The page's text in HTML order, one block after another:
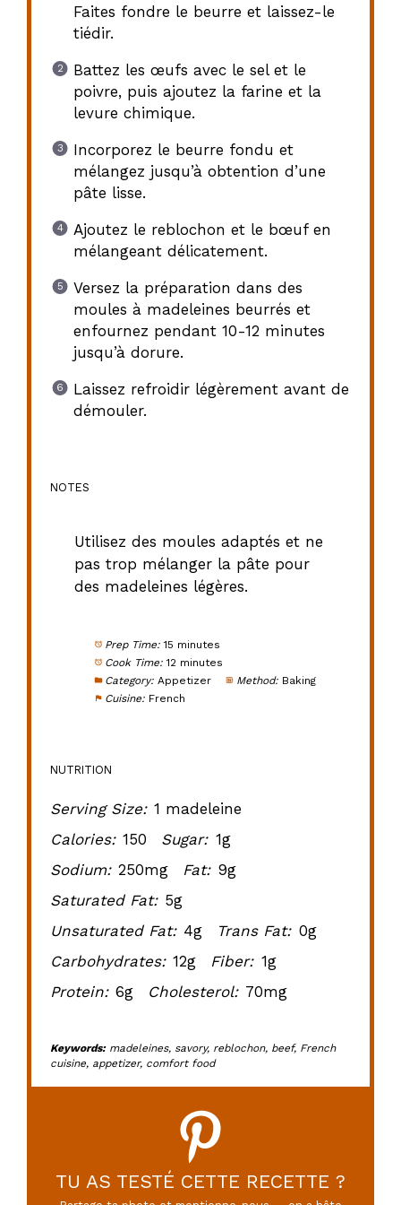
Faites fondre le beurre et laissez-le
tiédir.
Battez les œufs avec le sel et le
poivre, puis ajoutez la farine et la
levure chimique.
Incorporez le beurre fondu et
mélangez jusqu’à obtention d’une
pâte lisse.
Ajoutez le reblochon et le bœuf en
mélangeant délicatement.
Versez la préparation dans des
moules à madeleines beurrés et
enfournez pendant 10-12 minutes
jusqu’à dorure.
Laissez refroidir légèrement avant de
démouler.
NOTES
Utilisez des moules adaptés et ne
pas trop mélanger la pâte pour
des madeleines légères.
Prep Time: 15 minutes
Cook Time: 12 minutes
Category: Appetizer Method: Baking
Cuisine: French
NUTRITION
Serving Size: 1 madeleine
Calories: 150 Sugar: 1g
Sodium: 250mg Fat: 9g
Saturated Fat: 5g
Unsaturated Fat: 4g Trans Fat: 0g
Carbohydrates: 12g Fiber: 1g
Protein: 6g Cholesterol: 70mg
Keywords:madeleines, savory, reblochon, beef, French
cuisine, appetizer, comfort food
TU AS TESTÉ CETTE RECETTE ?